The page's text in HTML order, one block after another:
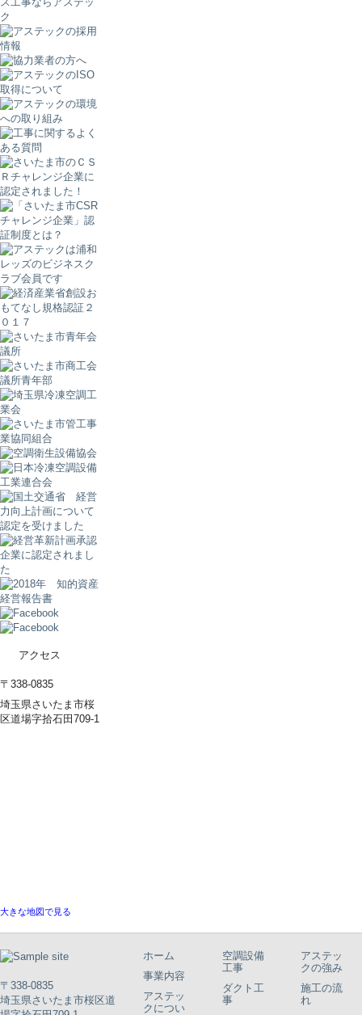
アクセス
〒338-0835
埼玉県さいたま市桜
区道場字拾石田709-1
大きな地図で見る
ホーム
事業内容
アステッ
クについ
空調設備
工事
ダクト工
事
アステッ
クの強み
施工の流
れ
〒338-0835
埼玉県さいたま市桜区道